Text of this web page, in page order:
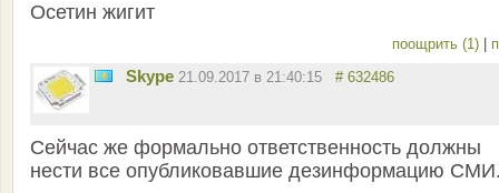
Осетин жигит
поощрить (1)
Skype 21.09.2017 в 21:40:15 # 632486
Сейчас же формально ответственность должны
нести все опубликовавшие дезинформацию